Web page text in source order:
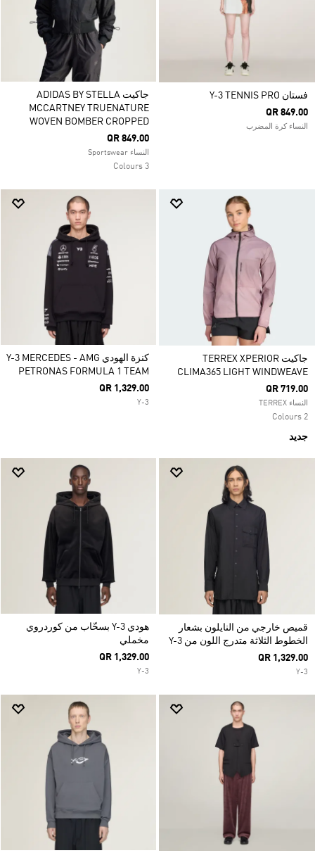
فستان Y-3 TENNIS PRO
QR 849.00
النساء كرة المضرب
جاكيت ADIDAS BY STELLA
MCCARTNEY TRUENATURE
WOVEN BOMBER CROPPED
QR 849.00
النساء Sportswear
3 Colours
جاكيت TERREX XPERIOR
CLIMA365 LIGHT WINDWEAVE
QR 719.00
النساء TERREX
2 Colours
جديد
كنزة الهودي Y-3 MERCEDES - AMG
PETRONAS FORMULA 1 TEAM
QR 1,329.00
Y-3
قميص خارجي من النايلون بشعار
الخطوط الثلاثة متدرج اللون من Y-3
QR 1,329.00
Y-3
هودي Y-3 بسحّاب من كوردروي
مخملي
QR 1,329.00
Y-3